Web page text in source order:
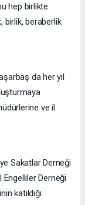
hep birlikte
birlik, beraberlik
da her yıl
ve il
Sakatlar Derneği
Derneği
katıldığı